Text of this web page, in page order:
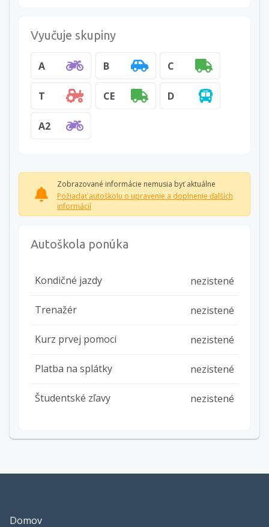
Autoškola ponúka
Kondičné jazdy nezistené
Trenažér nezistené
Kurz prvej pomoci nezistené
Platba na splátky nezistené
Študentské zľavy nezistené
Zobrazované informácie nemusia byť aktuálne
Požiadať autoškolu o upravenie a doplnenie ďalších
informácií
Vyučuje skupiny
A B C
T CE D
A2
Domov